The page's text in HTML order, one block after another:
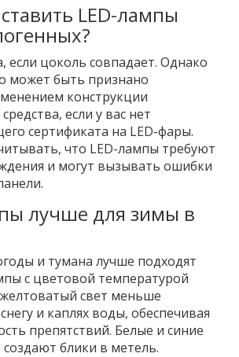
LED-лампы
если цоколь совпадает. Однако
может быть признано
конструкции
если у вас нет
сертификата на LED-фары.
что LED-лампы требуют
и могут вызывать ошибки
лучше для зимы в
и тумана лучше подходят
с цветовой температурой
свет меньше
и каплях воды, обеспечивая
препятствий. Белые и синие
блики в метель.